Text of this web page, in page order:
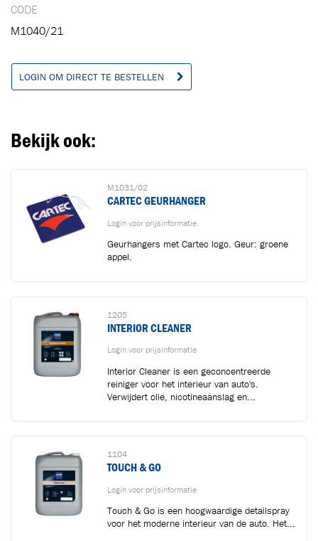
CODE
M1040/21
LOGIN OM DIRECT TE BESTELLEN
Bekijk ook:
M1031/02
CARTEC GEURHANGER
Login voor prijsinformatie
Geurhangers met Cartec logo. Geur: groene
appel.
1205
INTERIOR CLEANER
Login voor prijsinformatie
Interior Cleaner is een geconcentreerde
reiniger voor het interieur van auto's.
Verwijdert olie, nicotineaanslag en...
1104
TOUCH & GO
Login voor prijsinformatie
Touch & Go is een hoogwaardige detailspray
voor het moderne interieur van de auto. Het...